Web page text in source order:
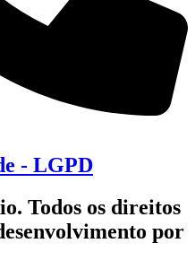
- LGPD
Todos os direitos
por